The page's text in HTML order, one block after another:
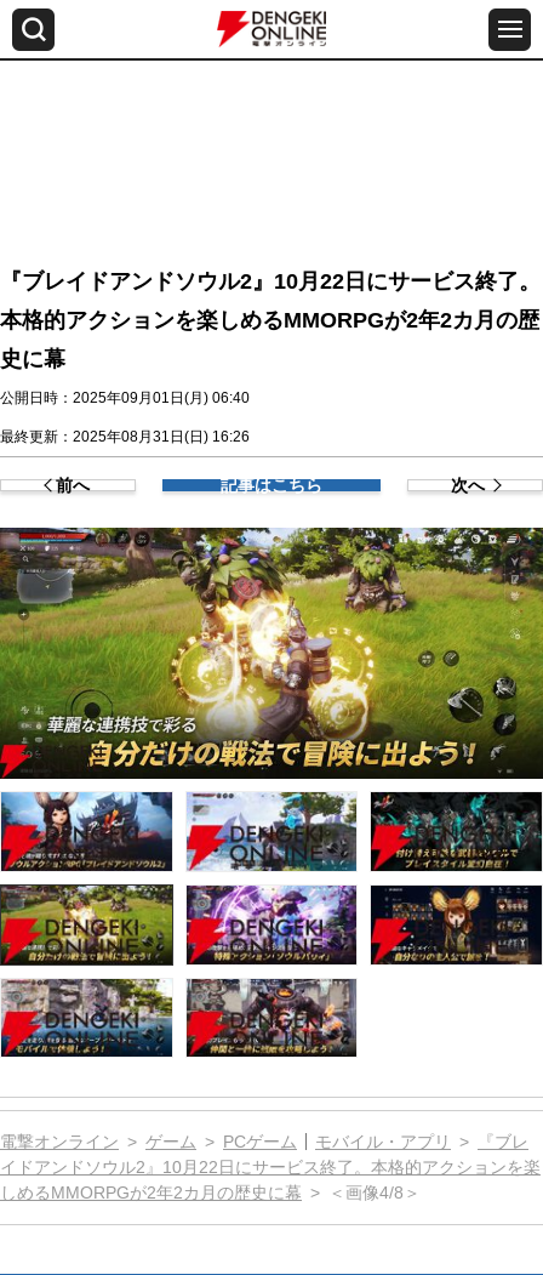
『ブレイドアンドソウル2』10月22日にサービス終了。
本格的アクションを楽しめるMMORPGが2年2カ月の歴
史に幕
公開日時：2025年09月01日(月) 06:40
最終更新：2025年08月31日(日) 16:26
前へ 記事はこちら 次へ
電撃オンライン ゲーム PCゲーム モバイル・アプリ
『ブレ
イドアンドソウル2』10月22日にサービス終了。本格的アクションを楽
しめるMMORPGが2年2カ月の歴史に幕
＜画像4/8＞